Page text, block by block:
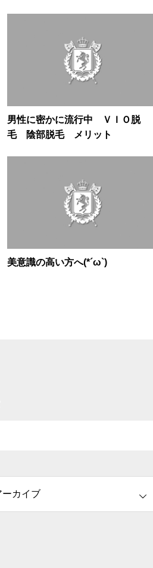
男性に密かに流行中 ＶＩＯ脱
毛 陰部脱毛 メリット
美意識の高い方へ(*´ω`)